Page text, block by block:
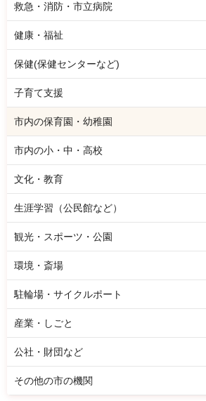
救急・消防・市立病院
健康・福祉
保健(保健センターなど)
子育て支援
市内の保育園・幼稚園
市内の小・中・高校
文化・教育
生涯学習（公民館など）
観光・スポーツ・公園
環境・斎場
駐輪場・サイクルポート
産業・しごと
公社・財団など
その他の市の機関